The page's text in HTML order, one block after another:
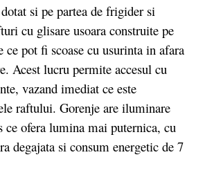
si pe partea de frigider si
cu glisare usoara construite pe
ce pot fi scoase cu usurinta in afara
Acest lucru permite accesul cu
vazand imediat ce este
raftului. Gorenje are iluminare
ce ofera lumina mai puternica, cu
degajata si consum energetic de 7